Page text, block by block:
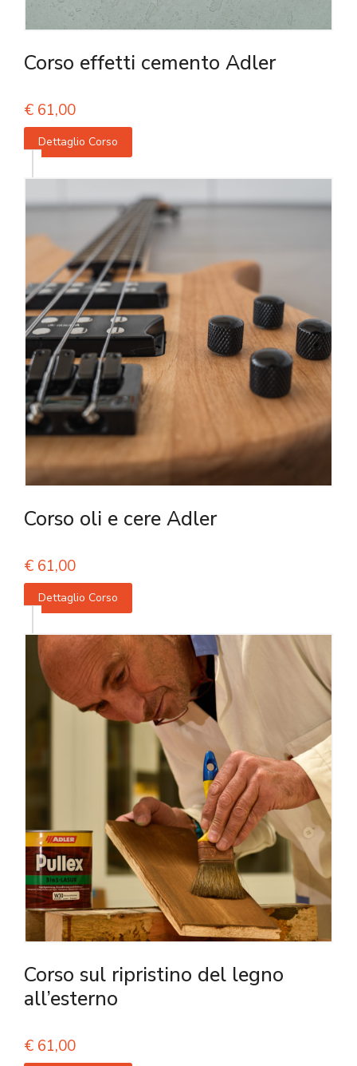
Corso effetti cemento Adler
€ 61,00
Dettaglio Corso
Corso oli e cere Adler
€ 61,00
Dettaglio Corso
Corso sul ripristino del legno
all’esterno
€ 61,00